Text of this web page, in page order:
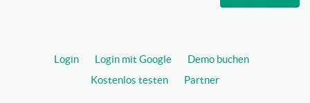
Login Login mit Google
Demo buchen
Kostenlos testen
Partner